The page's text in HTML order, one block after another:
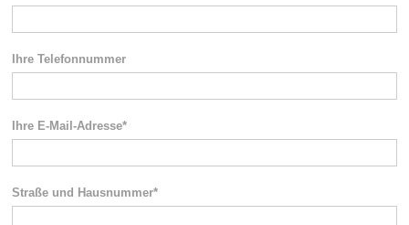
Ihre Telefonnummer
Ihre E-Mail-Adresse*
Straße und Hausnummer*